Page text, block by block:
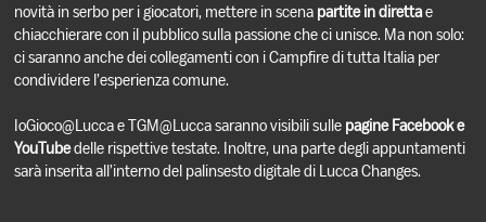
novità in serbo per i giocatori, mettere in scena partite in direttae
chiacchierare con il pubblico sulla passione che ci unisce. Ma non solo:
ci saranno anche dei collegamenti con i Campfire di tutta Italia per
condividere l’esperienza comune.
IoGioco@Lucca e TGM@Lucca saranno visibili sulle pagine Facebook e
YouTubedelle rispettive testate. Inoltre, una parte degli appuntamenti
sarà inserita all’interno del palinsesto digitale di Lucca Changes.